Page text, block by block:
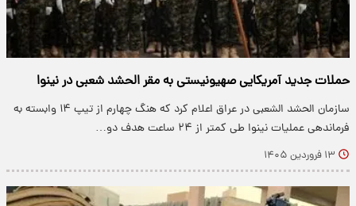
حملات جدید آمریکایی صهیونیستی به مقر الحشد شعبی در نینوا
سازمان الحشد الشعبی در عراق اعلام کرد که هنگ چهارم از تیپ ۱۴ وابسته به
فرماندهی عملیات نینوا طی کمتر از ۲۴ ساعت هدف دو…
۱۳ فروردین ۱۴۰۵